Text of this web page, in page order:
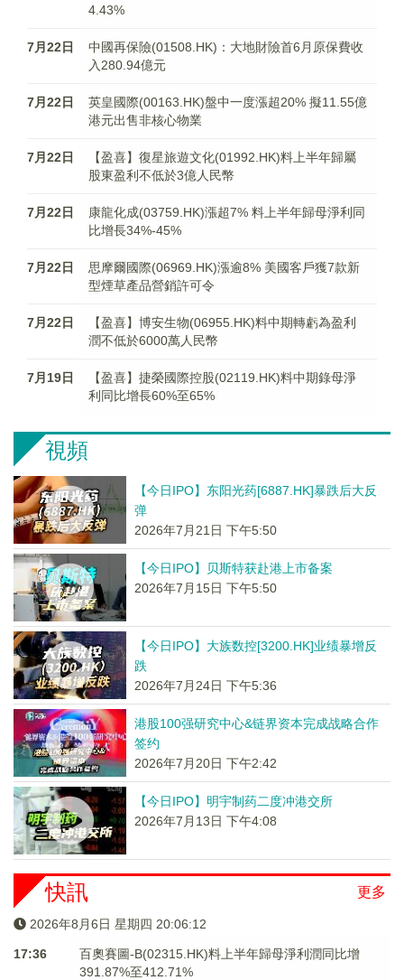
4.43%
7月22日
中國再保險(01508.HK)：大地財險首6月原保費收
入280.94億元
7月22日
英皇國際(00163.HK)盤中一度漲超20% 擬11.55億
港元出售非核心物業
7月22日
【盈喜】復星旅遊文化(01992.HK)料上半年歸屬
股東盈利不低於3億人民幣
7月22日
康龍化成(03759.HK)漲超7% 料上半年歸母淨利同
比增長34%-45%
7月22日
思摩爾國際(06969.HK)漲逾8% 美國客戶獲7款新
型煙草產品營銷許可令
7月22日
【盈喜】博安生物(06955.HK)料中期轉虧為盈利
潤不低於6000萬人民幣
7月19日
【盈喜】捷榮國際控股(02119.HK)料中期錄母淨
利同比增長60%至65%
視頻
【今日IPO】东阳光药[6887.HK]暴跌后大反
弹
2026年7月21日 下午5:50
【今日IPO】贝斯特获赴港上市备案
2026年7月15日 下午5:50
【今日IPO】大族数控[3200.HK]业绩暴增反
跌
2026年7月24日 下午5:36
港股100强研究中心&链界资本完成战略合作
签约
2026年7月20日 下午2:42
【今日IPO】明宇制药二度冲港交所
2026年7月13日 下午4:08
更多
快訊
2026年8月6日 星期四 20:06:12
17:36
百奧賽圖-B(02315.HK)料上半年歸母淨利潤同比增
391.87%至412.71%